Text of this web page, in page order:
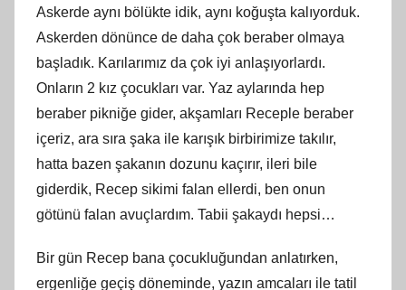
Askerde aynı bölükte idik, aynı koğuşta kalıyorduk.
Askerden dönünce de daha çok beraber olmaya
başladık. Karılarımız da çok iyi anlaşıyorlardı.
Onların 2 kız çocukları var. Yaz aylarında hep
beraber pikniğe gider, akşamları Receple beraber
içeriz, ara sıra şaka ile karışık birbirimize takılır,
hatta bazen şakanın dozunu kaçırır, ileri bile
giderdik, Recep sikimi falan ellerdi, ben onun
götünü falan avuçlardım. Tabii şakaydı hepsi…
Bir gün Recep bana çocukluğundan anlatırken,
ergenliğe geçiş döneminde, yazın amcaları ile tatil